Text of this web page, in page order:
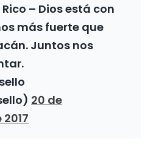
– Dios está con
más fuerte que
Juntos nos
20 de